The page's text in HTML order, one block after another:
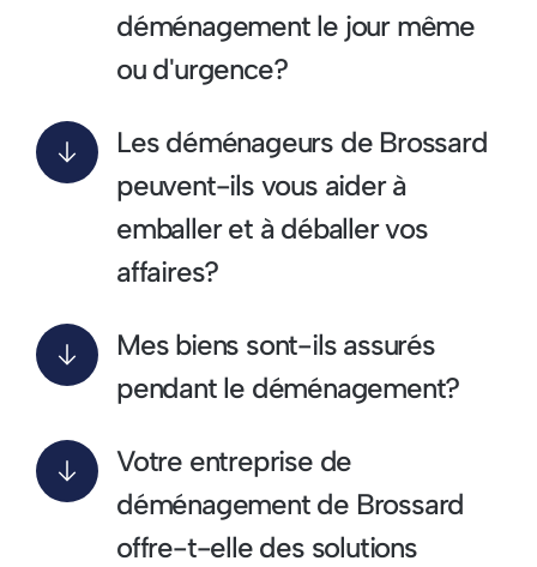
déménagement le jour même
ou d'urgence?
Les déménageurs de Brossard
peuvent-ils vous aider à
emballer et à déballer vos
affaires?
Mes biens sont-ils assurés
pendant le déménagement?
Votre entreprise de
déménagement de Brossard
offre-t-elle des solutions